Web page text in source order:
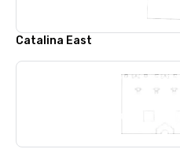
Catalina East